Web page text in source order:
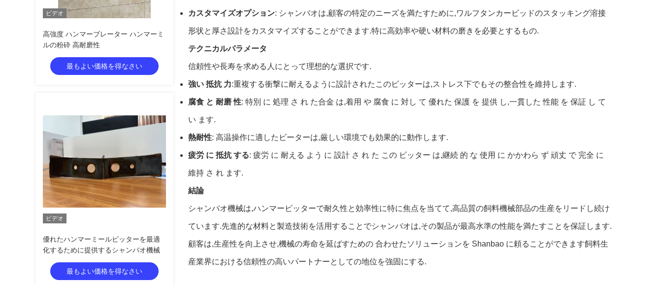
ビデオ
高強度 ハンマーブレーター ハンマーミ
ルの粉砕 高耐磨性
最もよい価格を得なさい
ビデオ
優れたハンマーミールビッターを最適
化するために提供するシャンバオ機械
最もよい価格を得なさい
カスタマイズオプション: シャンバオは,顧客の特定のニーズを満たすために,ワルフタンカービッドのスタッキング溶接
形状と厚さ設計をカスタマイズすることができます.特に高効率や硬い材料の磨きを必要とするもの.
テクニカルパラメータ
信頼性や長寿を求める人にとって理想的な選択です.
強い 抵抗 力:重複する衝撃に耐えるように設計されたこのビッターは,ストレス下でもその整合性を維持します.
腐食 と 耐磨 性: 特別 に 処理 さ れ た合金 は,着用 や 腐食 に 対し て 優れた 保護 を 提供 し,一貫した 性能 を 保証 し て
い ます.
熱耐性: 高温操作に適したビーターは,厳しい環境でも効果的に動作します.
疲労 に 抵抗 する: 疲労 に 耐える よう に 設計 さ れ た この ビッター は,継続 的 な 使用 に かかわら ず 頑丈 で 完全 に
維持 さ れ ます.
結論
シャンバオ機械は,ハンマービッターで耐久性と効率性に特に焦点を当てて,高品質の飼料機械部品の生産をリードし続け
ています.先進的な材料と製造技術を活用することでシャンバオは,その製品が最高水準の性能を満たすことを保証します.
顧客は,生産性を向上させ,機械の寿命を延ばすための 合わせたソリューションを Shanbao に頼ることができます飼料生
産業界における信頼性の高いパートナーとしての地位を強固にする.